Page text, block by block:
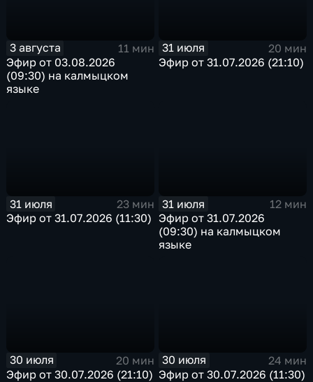
3 августа
11 мин
Эфир от 03.08.2026
(09:30) на калмыцком
языке
31 июля
20 мин
Эфир от 31.07.2026 (21:10)
31 июля
23 мин
Эфир от 31.07.2026 (11:30)
31 июля
12 мин
Эфир от 31.07.2026
(09:30) на калмыцком
языке
30 июля
20 мин
Эфир от 30.07.2026 (21:10)
30 июля
24 мин
Эфир от 30.07.2026 (11:30)